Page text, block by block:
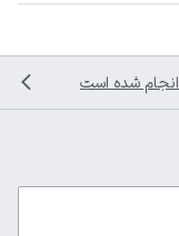
انجام شده است